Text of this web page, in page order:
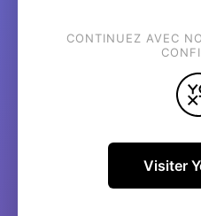
CONTINUEZ AVEC
Visiter